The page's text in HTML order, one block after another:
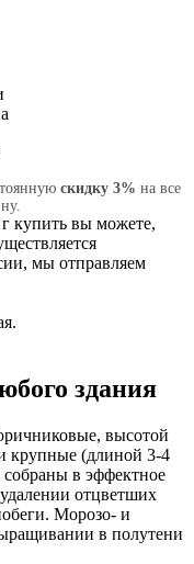
скидку 3% на все
купить вы можете,
мы отправляем
здания
высотой
крупные (длиной 3-4
собраны в эффектное
отцветших
Морозо- и
в полутени